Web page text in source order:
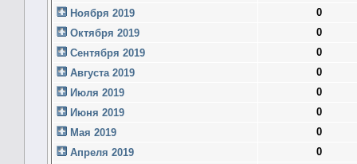
Ноября 2019
0
Октября 2019
0
Сентября 2019
0
Августа 2019
0
Июля 2019
0
Июня 2019
0
Мая 2019
0
Апреля 2019
0